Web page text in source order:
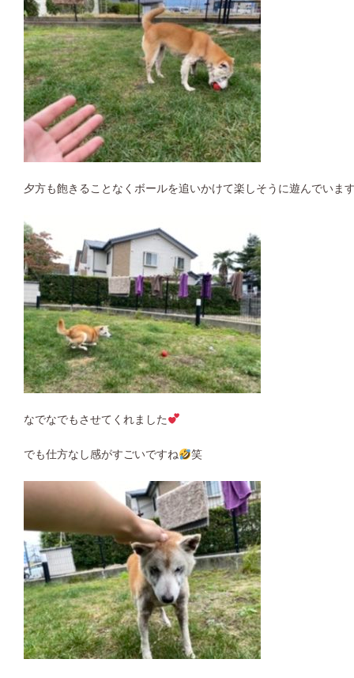
夕方も飽きることなくボールを追いかけて楽しそうに遊んでいま
なでなでもさせてくれました
でも仕方なし感がすごいですね 笑